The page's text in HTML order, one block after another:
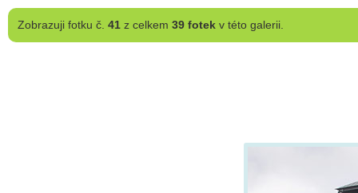
Zobrazujifotku č. 41z celkem 39 fotekv této galerii.